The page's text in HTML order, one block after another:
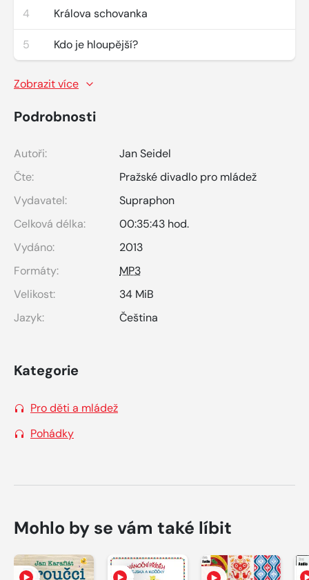
4 Králova schovanka
5 Kdo je hloupější?
Zobrazit více
Podrobnosti
Autoři:
Jan Seidel
Čte:
Pražské divadlo pro mládež
Vydavatel:
Supraphon
Celková délka:
00:35:43 hod.
Vydáno:
2013
Formáty:
MP3
Velikost:
34 MiB
Jazyk:
Čeština
Kategorie
Pro děti a mládež
Pohádky
Mohlo by se vám také líbit